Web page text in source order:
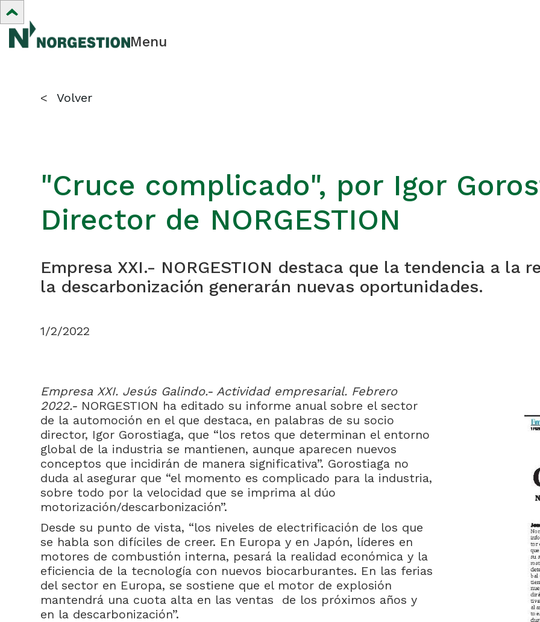
Menu
< Volver
"Cruce complicado", por Igor
Director de NORGESTION
Empresa XXI.- NORGESTION destaca que la tendencia a la
la descarbonización generarán nuevas oportunidades.
1/2/2022
Empresa XXI. Jesús Galindo.- Actividad empresarial. Febrero
2022.- NORGESTION ha editado su informe anual sobre el sector
de la automoción en el que destaca, en palabras de su socio
director, Igor Gorostiaga, que “los retos que determinan el entorno
global de la industria se mantienen, aunque aparecen nuevos
conceptos que incidirán de manera significativa”. Gorostiaga no
duda al asegurar que “el momento es complicado para la industria,
sobre todo por la velocidad que se imprima al dúo
motorización/descarbonización”.
Desde su punto de vista, “los niveles de electrificación de los que
se habla son difíciles de creer. En Europa y en Japón, líderes en
motores de combustión interna, pesará la realidad económica y la
eficiencia de la tecnología con nuevos biocarburantes. En las ferias
del sector en Europa, se sostiene que el motor de explosión
mantendrá una cuota alta en las ventas de los próximos años y
en la descarbonización”.